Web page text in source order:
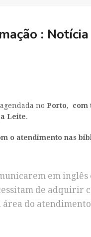
:
no Porto, com
Leite.
o atendimento nas
em inglês
de adquirir
do